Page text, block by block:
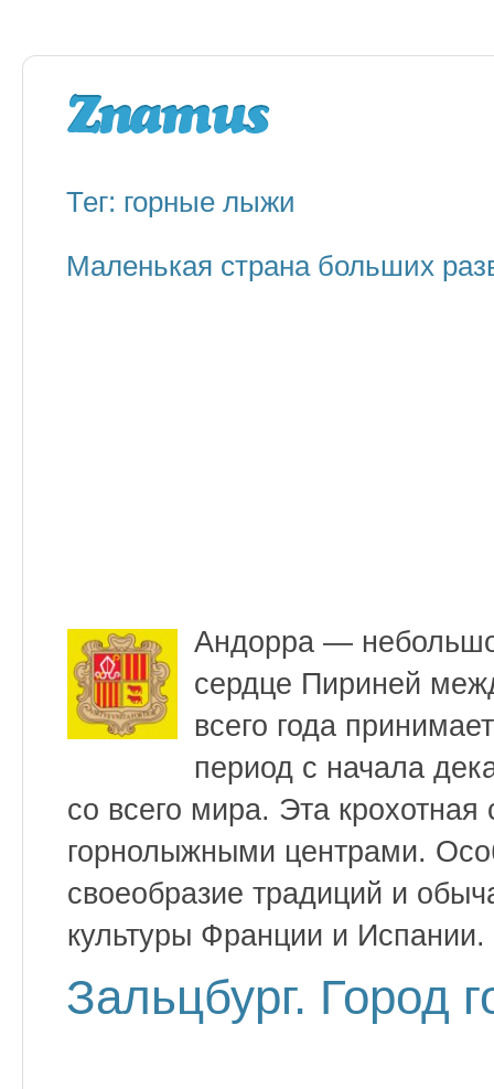
Тег: горные лыжи
Маленькая страна больших
Андорра —
сердце Пириней
всего года
период с начала
со всего мира. Эта
горнолыжными центрами.
своеобразие традиций и
культуры Франции и Испании.
Зальцбург. Город